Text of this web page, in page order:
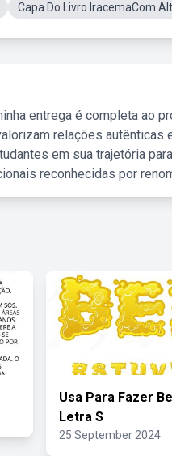
Capa Do Livro IracemaCom
entrega é completa ao
relações autênticas
em sua trajetória
reconhecidas por
Usa Para Fazer
Letra S
25 September 2024